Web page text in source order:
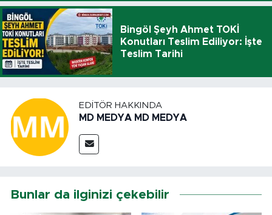
Bingöl Şeyh Ahmet TOKİ
Konutları Teslim Ediliyor: İşte
Teslim Tarihi
EDITÖR HAKKINDA
MD MEDYA MD MEDYA
Bunlar da ilginizi çekebilir